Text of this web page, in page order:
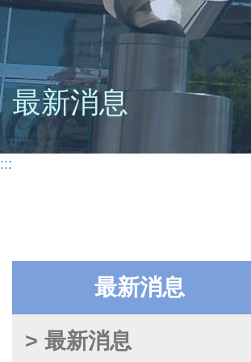
最新消息
:::
最新消息
> 最新消息